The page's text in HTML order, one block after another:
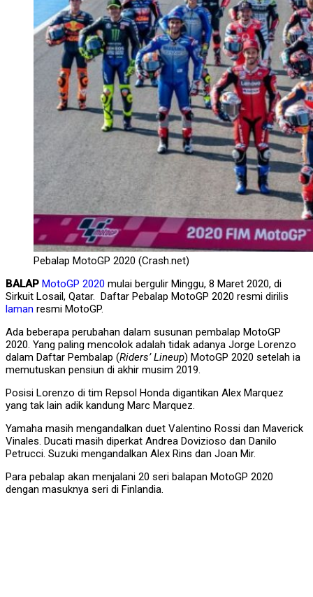
Pebalap MotoGP 2020 (Crash.net)
BALAP MotoGP 2020 mulai bergulir Minggu, 8 Maret 2020, di
Sirkuit Losail, Qatar. Daftar Pebalap MotoGP 2020 resmi dirilis
laman resmi MotoGP.
Ada beberapa perubahan dalam susunan pembalap MotoGP
2020. Yang paling mencolok adalah tidak adanya Jorge Lorenzo
dalam Daftar Pembalap (Riders’ Lineup) MotoGP 2020 setelah ia
memutuskan pensiun di akhir musim 2019.
Posisi Lorenzo di tim Repsol Honda digantikan Alex Marquez
yang tak lain adik kandung Marc Marquez.
Yamaha masih mengandalkan duet Valentino Rossi dan Maverick
Vinales. Ducati masih diperkat Andrea Dovizioso dan Danilo
Petrucci. Suzuki mengandalkan Alex Rins dan Joan Mir.
Para pebalap akan menjalani 20 seri balapan MotoGP 2020
dengan masuknya seri di Finlandia.